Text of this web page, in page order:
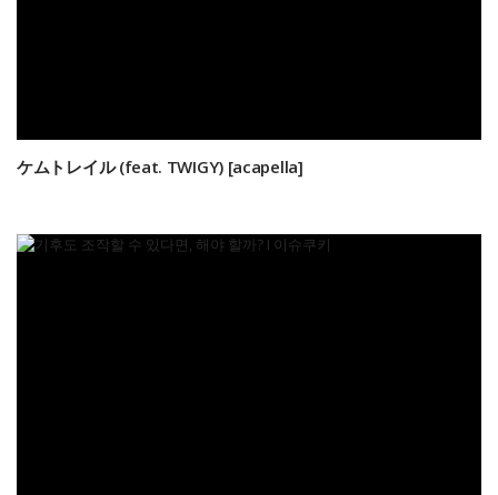
ケムトレイル (feat. TWIGY) [acapella]